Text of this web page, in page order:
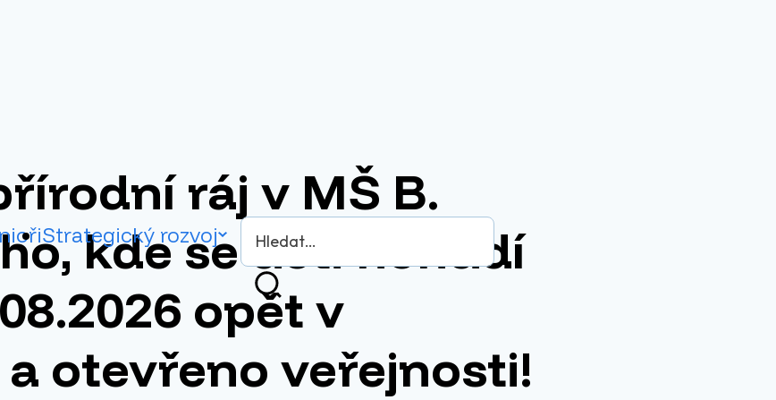
Strategický rozvoj Vyhledávání
Hledat
ráj v MŠ B.
kde se děti nenudí
opět v
otevřeno veřejnosti!